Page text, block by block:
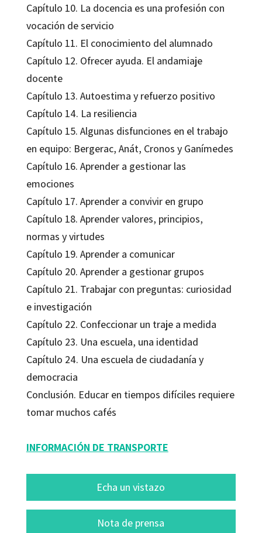
Capítulo 10. La docencia es una profesión con
vocación de servicio
Capítulo 11. El conocimiento del alumnado
Capítulo 12. Ofrecer ayuda. El andamiaje
docente
Capítulo 13. Autoestima y refuerzo positivo
Capítulo 14. La resiliencia
Capítulo 15. Algunas disfunciones en el trabajo
en equipo: Bergerac, Anát, Cronos y Ganímedes
Capítulo 16. Aprender a gestionar las
emociones
Capítulo 17. Aprender a convivir en grupo
Capítulo 18. Aprender valores, principios,
normas y virtudes
Capítulo 19. Aprender a comunicar
Capítulo 20. Aprender a gestionar grupos
Capítulo 21. Trabajar con preguntas: curiosidad
e investigación
Capítulo 22. Confeccionar un traje a medida
Capítulo 23. Una escuela, una identidad
Capítulo 24. Una escuela de ciudadanía y
democracia
Conclusión. Educar en tiempos difíciles requiere
tomar muchos cafés
INFORMACIÓN DE TRANSPORTE
Echa un vistazo
Nota de prensa